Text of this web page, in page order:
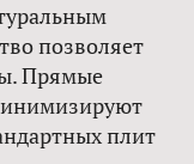
позволяет
Прямые
плит